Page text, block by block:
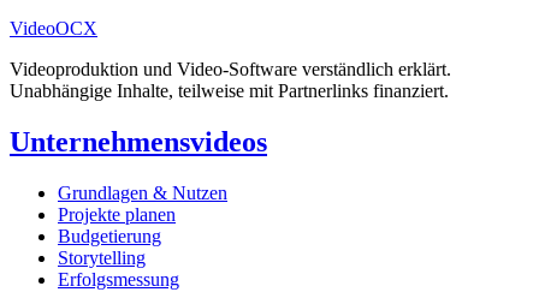
VideoOCX
Videoproduktion und Video-Software verständlich erklärt.
Unabhängige Inhalte, teilweise mit Partnerlinks finanziert.
Unternehmensvideos
Grundlagen & Nutzen
Projekte planen
Budgetierung
Storytelling
Erfolgsmessung